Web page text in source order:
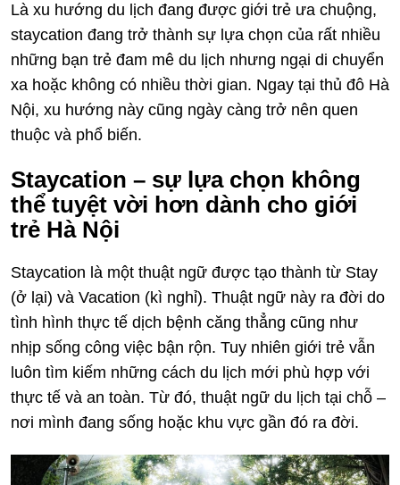
Là xu hướng du lịch đang được giới trẻ ưa chuộng,
staycation đang trở thành sự lựa chọn của rất nhiều
những bạn trẻ đam mê du lịch nhưng ngại di chuyển
xa hoặc không có nhiều thời gian. Ngay tại thủ đô Hà
Nội, xu hướng này cũng ngày càng trở nên quen
thuộc và phổ biến.
Staycation – sự lựa chọn không
thể tuyệt vời hơn dành cho giới
trẻ Hà Nội
Staycation là một thuật ngữ được tạo thành từ Stay
(ở lại) và Vacation (kì nghỉ). Thuật ngữ này ra đời do
tình hình thực tế dịch bệnh căng thẳng cũng như
nhịp sống công việc bận rộn. Tuy nhiên giới trẻ vẫn
luôn tìm kiếm những cách du lịch mới phù hợp với
thực tế và an toàn. Từ đó, thuật ngữ du lịch tại chỗ –
nơi mình đang sống hoặc khu vực gần đó ra đời.